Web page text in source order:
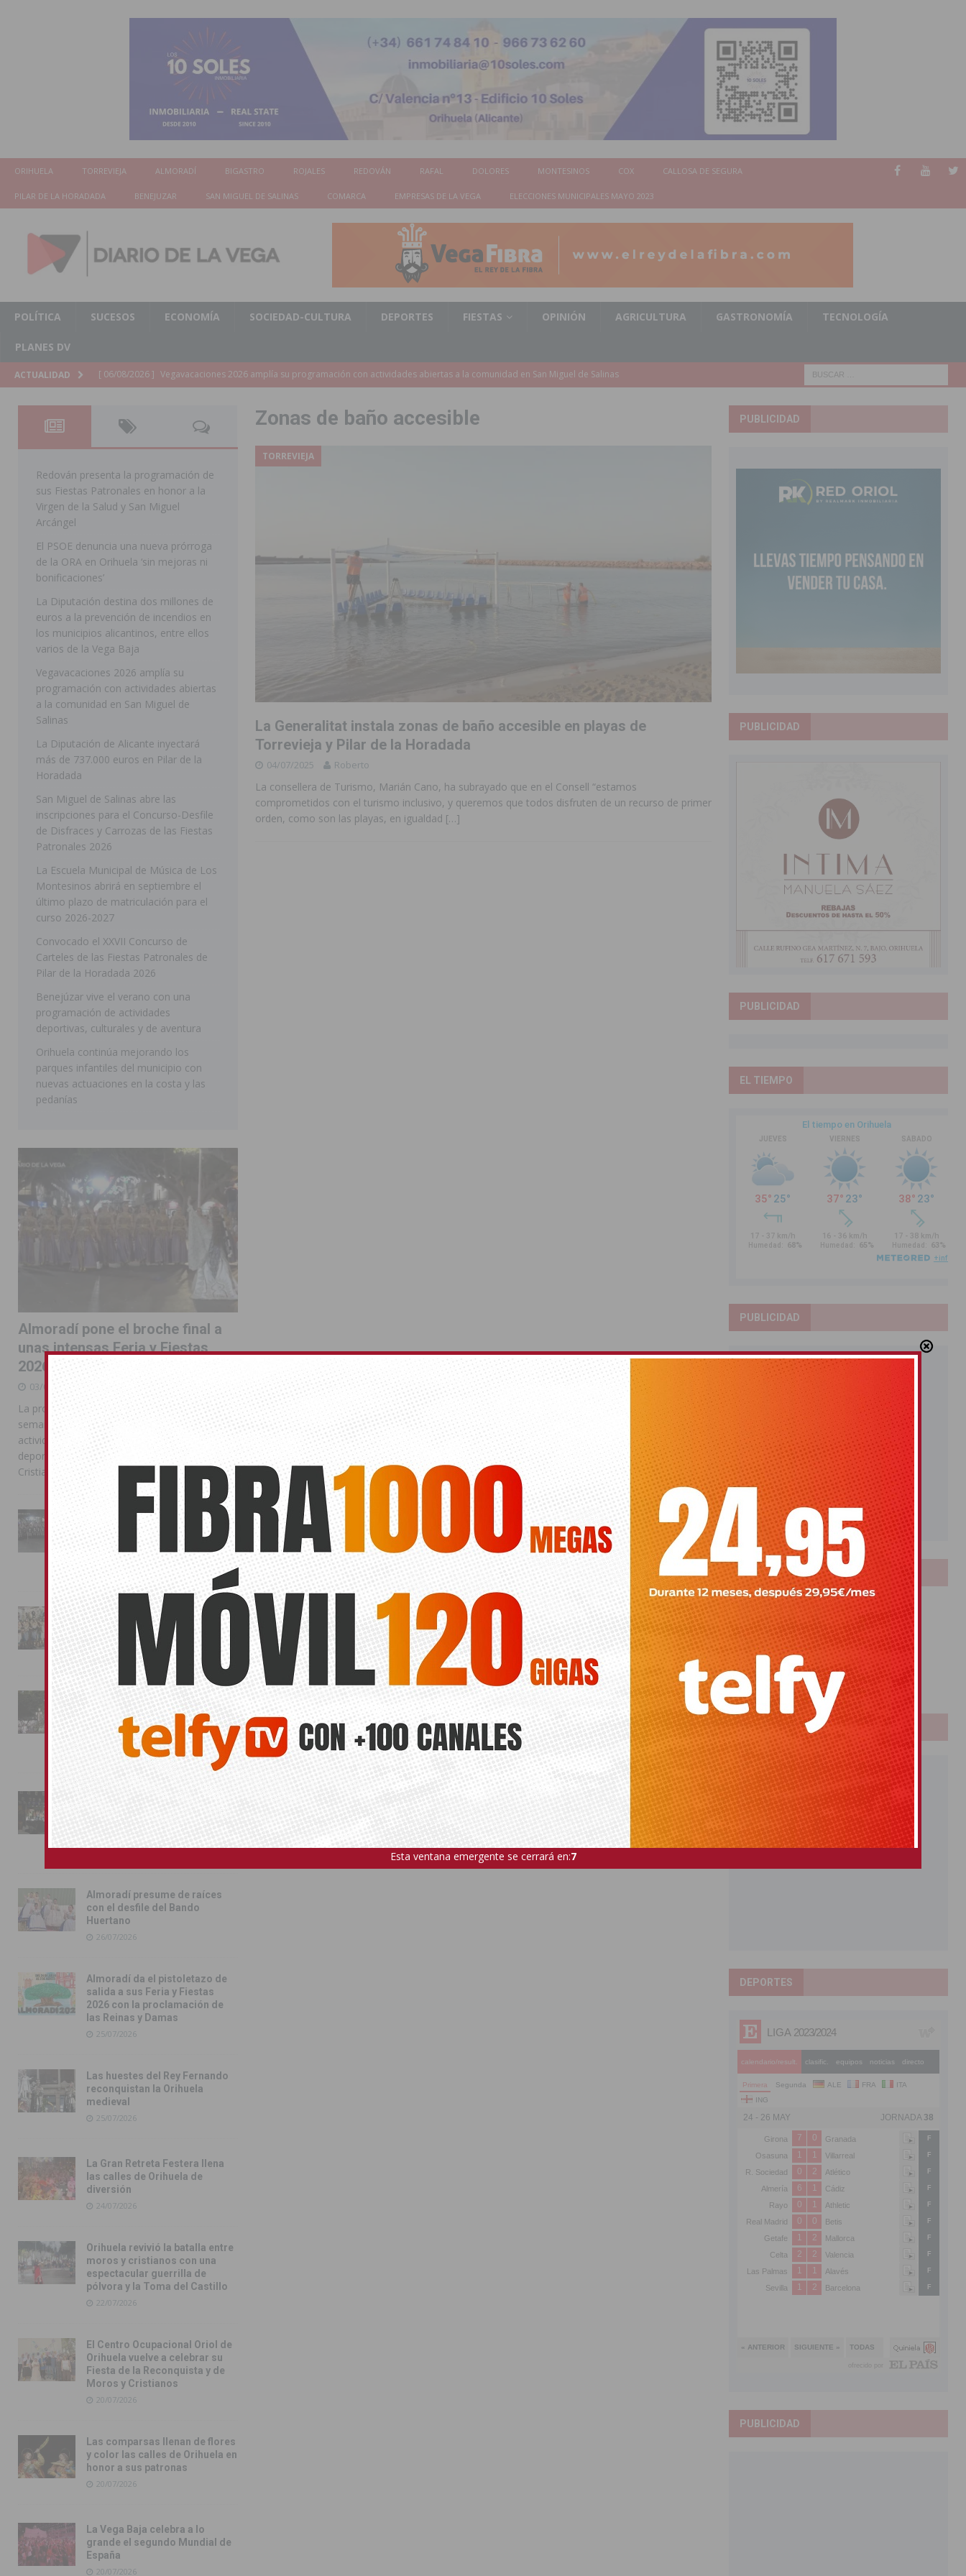
ORIHUELA TORREVIEJA ALMORADÍ BIGASTRO ROJALES REDOVÁN RAFAL DOLORES MONTESINOS COX CALLOSA DE SEGURA
PILAR DE LA HORADADA BENEJUZAR SAN MIGUEL DE SALINAS COMARCA EMPRESAS DE LA VEGA ELECCIONES MUNICIPALES MAYO 2023
POLÍTICA SUCESOS ECONOMÍA SOCIEDAD-CULTURA DEPORTES FIESTAS OPINIÓN AGRICULTURA GASTRONOMÍA TECNOLOGÍA
PLANES DV
ACTUALIDAD [ 06/08/2026 ] La Diputación de Alicante inyectará más de 737.000 euros en Pilar de la Horadada
PILAR DE LA HORADADA
Patronales 2026
SAN MIGUEL DE SALINAS
[ 06/08/2026 ] La Escuela Municipal de Música de Los Montesinos abrirá en septiembre el último plazo de matriculación para el
curso 2026-2027
MONTESINOS
[ 06/08/2026 ]
Convocado el XXVII Concurso de Carteles de las Fiestas Patronales de Pilar de la Horadada 2026
[ 06/08/2026 ] Benejúzar vive el verano con una programación de actividades deportivas, culturales y de aventura
BENEJUZAR
Orihuela continúa mejorando los parques infantiles del municipio con nuevas actuaciones en la costa y las
pedanías
ORIHUELA
[ 06/08/2026 ]
[ 05/08/2026 ]
Orihuela ultima diferentes soluciones para garantizar la seguridad y la continuidad educativa del alumnado del
CEIP Virgen de la Puerta
ORIHUELA
[ 05/08/2026 ] Sanidad Orihuela llama a observar el eclipse solar del 12 de agosto con protección homologada y a planificar
los desplazamientos
ORIHUELA
Orihuela acogerá una sesión informativa sobre los recursos disponibles para las mujeres víctimas de violencia
ORIHUELA
[ 06/08/2026 ]
Redován presenta la programación de sus Fiestas Patronales en honor a la Virgen de la Salud y San Miguel
[ 06/08/2026 ] El PSOE denuncia una nueva prórroga de la ORA en Orihuela ‘sin mejoras ni bonificaciones’
[ 06/08/2026 ]
La Diputación destina dos millones de euros a la prevención de incendios en los municipios alicantinos, entre
ellos varios de la Vega Baja
[ 06/08/2026 ] Vegavacaciones 2026 amplía su programación con actividades abiertas a la comunidad en San Miguel de Salinas
Zonas de baño accesible
TORREVIEJA
La Generalitat instala zonas de baño accesible en playas de
Torrevieja y Pilar de la Horadada
04/07/2025 Roberto
La consellera de Turismo, Marián Cano, ha subrayado que en el Consell “estamos
comprometidos con el turismo inclusivo, y queremos que todos disfruten de un recurso de primer
orden, como son las playas, en igualdad […]
Redován presenta la programación de
sus Fiestas Patronales en honor a la
Virgen de la Salud y San Miguel
Arcángel
El PSOE denuncia una nueva prórroga
de la ORA en Orihuela ‘sin mejoras ni
bonificaciones’
La Diputación destina dos millones de
euros a la prevención de incendios en
los municipios alicantinos, entre ellos
varios de la Vega Baja
Vegavacaciones 2026 amplía su
programación con actividades abiertas
a la comunidad en San Miguel de
Salinas
La Diputación de Alicante inyectará
más de 737.000 euros en Pilar de la
Horadada
San Miguel de Salinas abre las
inscripciones para el Concurso-Desfile
de Disfraces y Carrozas de las Fiestas
Patronales 2026
La Escuela Municipal de Música de Los
Montesinos abrirá en septiembre el
último plazo de matriculación para el
curso 2026-2027
Convocado el XXVII Concurso de
Carteles de las Fiestas Patronales de
Pilar de la Horadada 2026
Benejúzar vive el verano con una
programación de actividades
deportivas, culturales y de aventura
Orihuela continúa mejorando los
parques infantiles del municipio con
nuevas actuaciones en la costa y las
pedanías
Almoradí pone el broche final a
unas intensas Feria y Fiestas
2026
03/08/2026
La programación reunió durante más de una
semana actos institucionales, conciertos,
actividades familiares, competiciones
deportivas y las celebraciones de Moros y
Cristianos
La Entrada Cristiana llena de
esplendor las calles de
Almoradí en una multitudinaria
jornada festera
02/08/2026
La magia de la Entrada Mora
conquista las calles de
Almoradí
01/08/2026
La fiesta se adueña de
Almoradí con la presentación
de los cargos festeros y la
toma del castillo
31/07/2026
Pilar de la Horadada
conmemora con emoción el
40º aniversario de su
independencia como municipio
Almoradí presume de raíces
con el desfile del Bando
Huertano
26/07/2026
Almoradí da el pistoletazo de
salida a sus Feria y Fiestas
2026 con la proclamación de
las Reinas y Damas
25/07/2026
Las huestes del Rey Fernando
reconquistan la Orihuela
medieval
25/07/2026
La Gran Retreta Festera llena
las calles de Orihuela de
diversión
24/07/2026
Orihuela revivió la batalla entre
moros y cristianos con una
espectacular guerrilla de
pólvora y la Toma del Castillo
22/07/2026
El Centro Ocupacional Oriol de
Orihuela vuelve a celebrar su
Fiesta de la Reconquista y de
Moros y Cristianos
20/07/2026
Las comparsas llenan de flores
y color las calles de Orihuela en
honor a sus patronas
20/07/2026
La Vega Baja celebra a lo
grande el segundo Mundial de
España
20/07/2026
PUBLICIDAD
PUBLICIDAD
PUBLICIDAD
EL TIEMPO
PUBLICIDAD
LOTERIAS
Bonoloto
Primitiva
El Gordo
Euromillones
Loteria
Once
PUBLICIDAD
DEPORTES
PUBLICIDAD
Esta ventana emergente se cerrará en:5